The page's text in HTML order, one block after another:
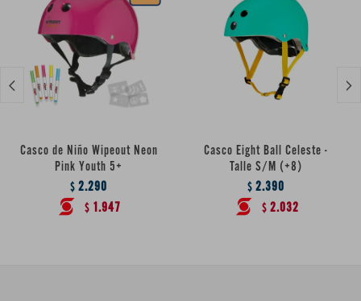
Casco de Niño Wipeout Neon
Pink Youth 5+
$ 2.290
$ 1.947
Casco Eight Ball Celeste -
Talle S/M (+8)
$ 2.390
$ 2.032
 